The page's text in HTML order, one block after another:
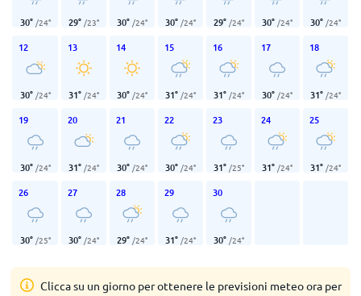
30° /24° 29° /23° 30° /24° 30° /24° 29° /24° 30° /24° 30° /24°
12
30° /24°
13
31° /24°
14
30° /24°
15
31° /24°
16
31° /24°
17
30° /24°
18
31° /24°
19
30° /24°
20
31° /24°
21
30° /24°
22
30° /24°
23
31° /25°
24
31° /24°
25
31° /24°
26
30° /25°
27
30° /24°
28
29° /24°
29
31° /24°
30
30° /24°
Clicca su un giorno per ottenere le previsioni meteo ora per